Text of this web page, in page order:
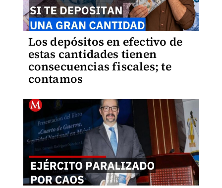
Los depósitos en efectivo de
estas cantidades tienen
consecuencias fiscales; te
contamos